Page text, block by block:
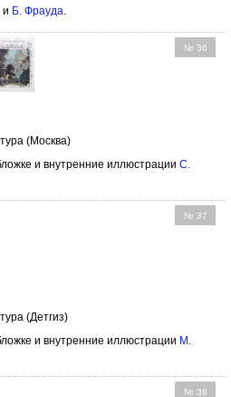
и Б. Фрауда
№ 36
(Москва)
и внутренние иллюстрации С.
№ 37
(Детгиз)
и внутренние иллюстрации М.
№ 38